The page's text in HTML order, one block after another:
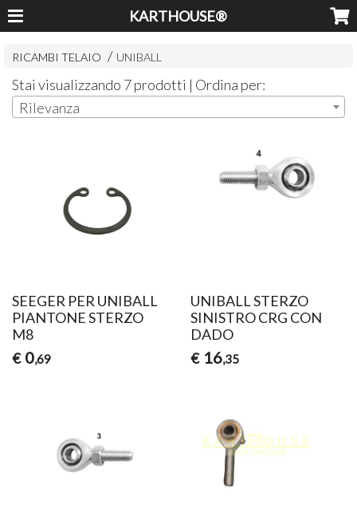
KARTHOUSE®
RICAMBI TELAIO UNIBALL
Stai visualizzando 7 prodotti | Ordina per:
Rilevanza
SEEGER PER UNIBALL
PIANTONE STERZO
M8
€ 0,69
UNIBALL STERZO
SINISTRO CRG CON
DADO
€ 16,35